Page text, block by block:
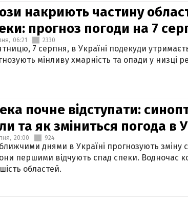
накриють частину
прогноз погоди на 7
06:21 2330
7 серпня, в Україні подекуди
мінливу хмарність та опади у низці
почне відступати:
та як зміниться погода в
20:00 924
днями в Україні прогнозують зміну
першими відчують спад спеки. Водночас
областей.